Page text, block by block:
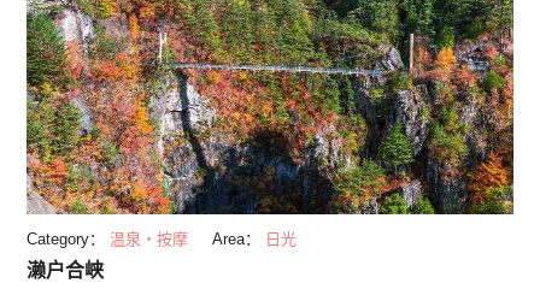
Category： 温泉・按摩 Area： 日光
濑户合峡